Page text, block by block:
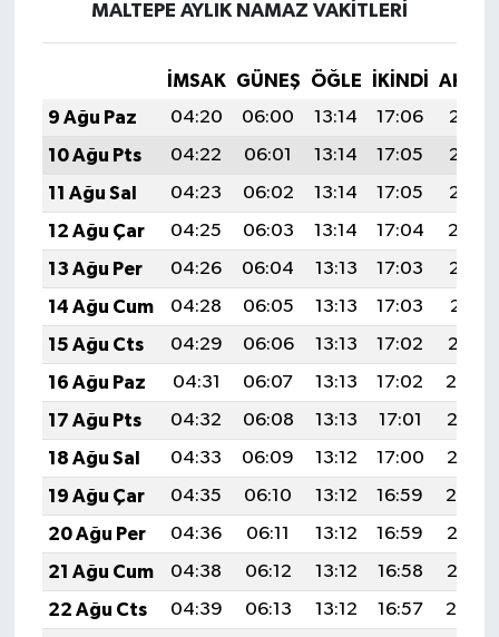
MALTEPE AYLIK NAMAZ VAKITLERI
İMSAK GÜNEŞ ÖĞLE İKINDI
9 Ağu Paz
04:20 06:00 13:14 17:06
20:18
10 Ağu Pts
04:22 06:01 13:14 17:05
20:17
11 Ağu Sal
04:23 06:02 13:14 17:05
20:15
12 Ağu Çar
04:25 06:03 13:14 17:04
20:14
13 Ağu Per
04:26 06:04 13:13 17:03
20:13
14 Ağu Cum
04:28 06:05 13:13 17:03
20:11
15 Ağu Cts
04:29 06:06 13:13 17:02
20:10
16 Ağu Paz
04:31 06:07 13:13 17:02
20:09
17 Ağu Pts
04:32 06:08 13:13 17:01
20:07
18 Ağu Sal
04:33 06:09 13:12 17:00
20:06
19 Ağu Çar
04:35 06:10 13:12 16:59
20:04
20 Ağu Per
04:36 06:11 13:12 16:59
20:03
21 Ağu Cum
04:38 06:12 13:12 16:58
20:02
22 Ağu Cts
04:39 06:13 13:12 16:57
20:00